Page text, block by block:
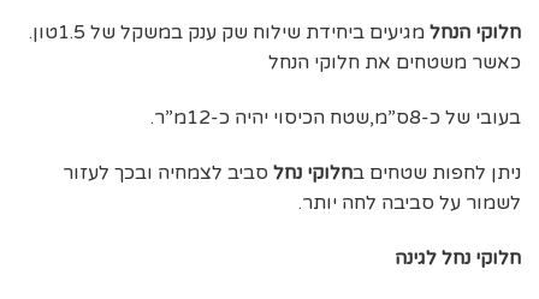
חלוקי הנחל
מגיעים ביחידת שילוח שק ענק במשקל של 1.5טון.
כאשר משטחים את חלוקי הנחל
בעובי של כ-8ס”מ,שטח הכיסוי יהיה כ-12מ”ר.
ניתן לחפות שטחים בחלוקי נחל סביב לצמחיה ובכך לעזור
לשמור על סביבה לחה יותר.
חלוקי נחל לגינה